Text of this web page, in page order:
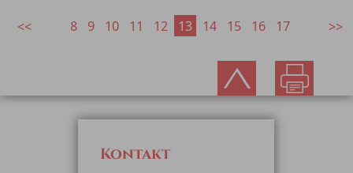
8 9 10 11 12 13 14 15 16 17
Kontakt